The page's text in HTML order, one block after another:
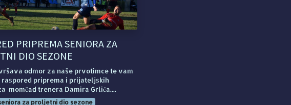
PRIPREMA SENIORA ZA
DIO SEZONE
odmor za naše prvotimce te vam
priprema i prijateljskih
momčad trenera Damira Grlića....
za proljetni dio sezone